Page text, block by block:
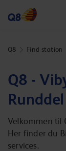
Q8 Find station
Q8 -
Velkommen til
Her finder du
services.